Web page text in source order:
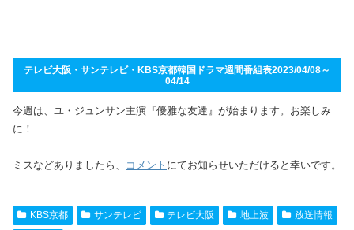
テレビ大阪・サンテレビ・KBS京都韓国ドラマ週間番組表2023/04/08～
04/14
今週は、ユ・ジュンサン主演『優雅な友達』が始まります。お楽しみ
に！
ミスなどありましたら、 コメント にてお知らせいただけると幸いです。
KBS京都 サンテレビ テレビ大阪 地上波 放送情報